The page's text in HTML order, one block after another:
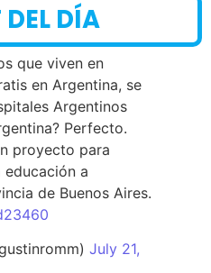
DÍA
que viven en
en Argentina, se
Argentinos
Perfecto.
proyecto para
educación a
de Buenos Aires.
July 21,